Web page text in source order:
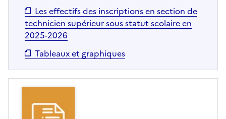
Les effectifs des inscriptions en section de
technicien supérieur sous statut scolaire en
2025-2026
Tableaux et graphiques